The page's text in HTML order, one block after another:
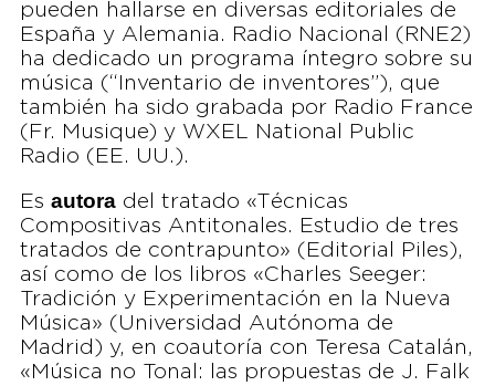
pueden hallarse en diversas editoriales de
España y Alemania. Radio Nacional (RNE2)
ha dedicado un programa íntegro sobre su
música (“Inventario de inventores”), que
también ha sido grabada por Radio France
(Fr. Musique) y WXEL National Public
Radio (EE. UU.).
Es autoradel tratado «Técnicas
Compositivas Antitonales. Estudio de tres
tratados de contrapunto» (Editorial Piles),
así como de los libros «Charles Seeger:
Tradición y Experimentación en la Nueva
Música» (Universidad Autónoma de
Madrid) y, en coautoría con Teresa Catalán,
«Música no Tonal: las propuestas de J. Falk